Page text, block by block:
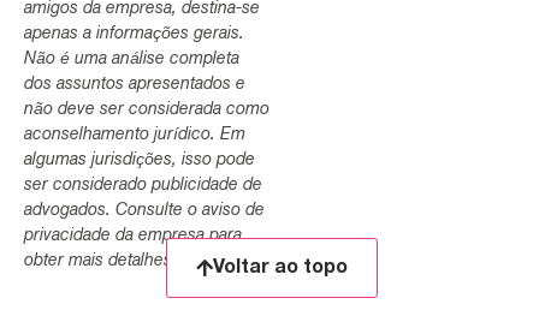
amigos da empresa, destina-se
apenas a informações gerais.
Não é uma análise completa
dos assuntos apresentados e
não deve ser considerada como
aconselhamento jurídico. Em
algumas jurisdições, isso pode
ser considerado publicidade de
advogados. Consulte o aviso de
privacidade da empresa para
obter mais detalhes.
Voltar ao topo